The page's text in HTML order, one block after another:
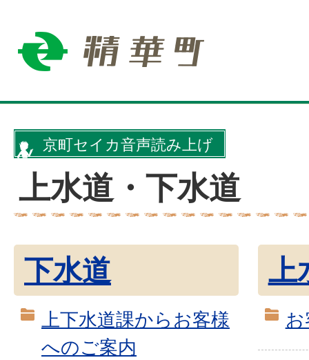
京町セイカ音声読み上げ
上水道・下水道
下水道
上下水道課からお客様
へのご案内
上